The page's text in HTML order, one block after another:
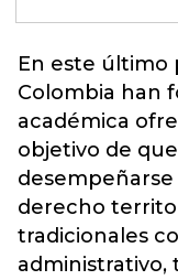
En este último
Colombia han
académica
objetivo de
derecho
tradicionales